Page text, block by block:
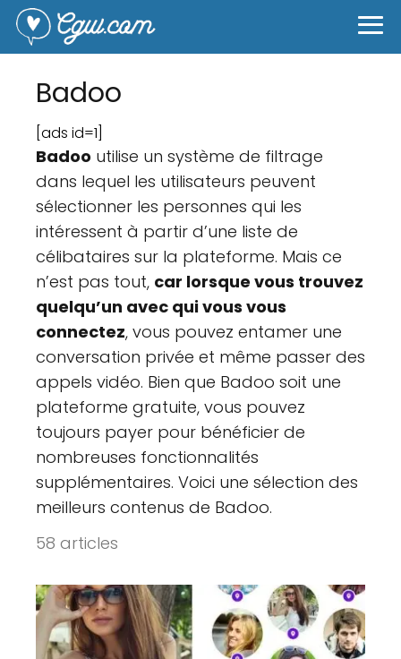
Badoo
[ads id=1]
Badoo utilise un système de filtrage
dans lequel les utilisateurs peuvent
sélectionner les personnes qui les
intéressent à partir d’une liste de
célibataires sur la plateforme. Mais ce
n’est pas tout, car lorsque vous trouvez
quelqu’un avec qui vous vous
connectez, vous pouvez entamer une
conversation privée et même passer des
appels vidéo. Bien que Badoo soit une
plateforme gratuite, vous pouvez
toujours payer pour bénéficier de
nombreuses fonctionnalités
supplémentaires. Voici une sélection des
meilleurs contenus de Badoo.
58 articles